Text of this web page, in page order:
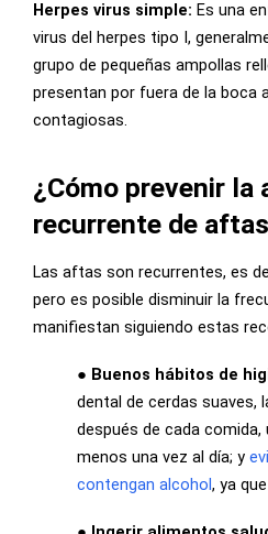
Herpes virus simple: Es una
virus del herpes tipo I,
grupo de pequeñas ampollas
presentan por fuera de la boca
contagiosas.
¿Cómo prevenir la
recurrente de
Las aftas son recurrentes, es
pero es posible disminuir la
manifiestan siguiendo estas
● Buenos hábitos de
dental de cerdas suaves,
después de cada
menos una vez al día; y
contengan alcohol, ya